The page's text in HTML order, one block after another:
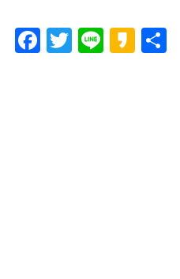
F T Li K